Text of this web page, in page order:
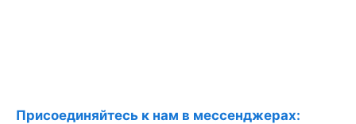
Присоединяйтесь к нам в мессенджерах: